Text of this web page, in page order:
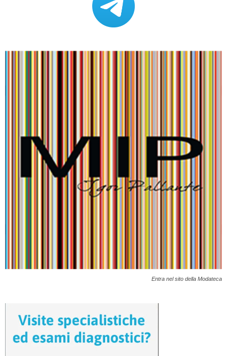
Entra nel sito della Modateca